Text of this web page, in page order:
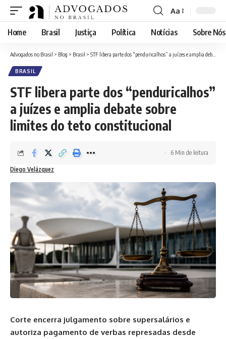
Font
Resizer
Aa
Home Brasil Justiça Política Notícias Sobre Nós
Advogados no Brasil > Blog > Brasil > STF libera parte dos “penduricalhos” a juízes e amplia debate sobre limites do teto constitucional
BRASIL
STF libera parte dos “penduricalhos”
a juízes e amplia debate sobre
limites do teto constitucional
Diego Velázquez
6 Min de leitura
Corte encerra julgamento sobre supersalários e
autoriza pagamento de verbas represadas desde